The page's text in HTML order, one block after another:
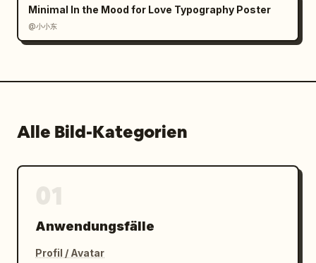
Minimal In the Mood for Love Typography Poster
@小小东
Alle Bild-Kategorien
Anwendungsfälle
Profil / Avatar